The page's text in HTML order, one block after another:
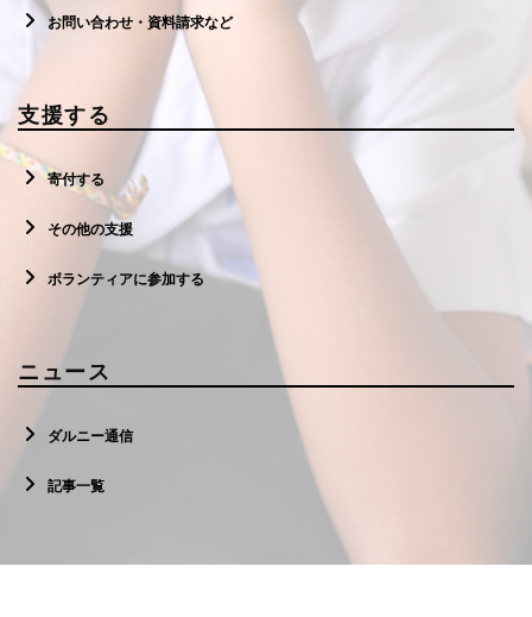
お問い合わせ・資料請求など
支援する
寄付する
その他の支援
ボランティアに参加する
ニュース
ダルニー通信
記事一覧